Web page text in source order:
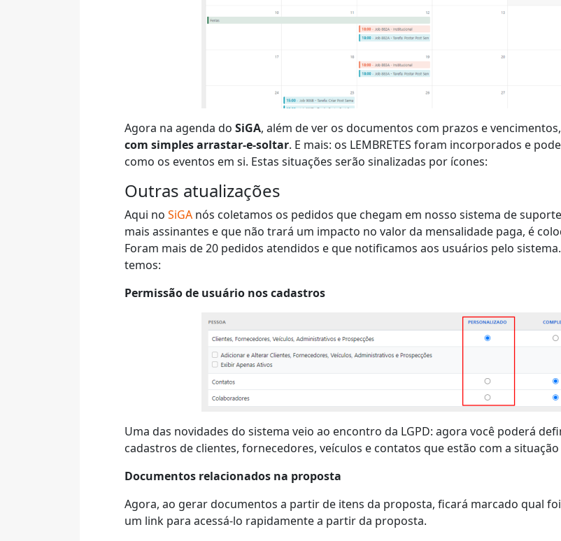
Agora na agenda do SiGA, além de ver os documentos com prazos e
com simples arrastar-e-soltar. E mais: os LEMBRETES foram incorporados e
como os eventos em si. Estas situações serão sinalizadas por ícones:
Outras atualizações
Aqui no SiGA nós coletamos os pedidos que chegam em nosso sistema de
mais assinantes e que não trará um impacto no valor da mensalidade paga, é
Foram mais de 20 pedidos atendidos e que notificamos aos usuários pelo
temos:
Permissão de usuário nos cadastros
Uma das novidades do sistema veio ao encontro da LGPD: agora você poderá
cadastros de clientes, fornecedores, veículos e contatos que estão com a situação
Documentos relacionados na proposta
Agora, ao gerar documentos a partir de itens da proposta, ficará marcado qual
um link para acessá-lo rapidamente a partir da proposta.